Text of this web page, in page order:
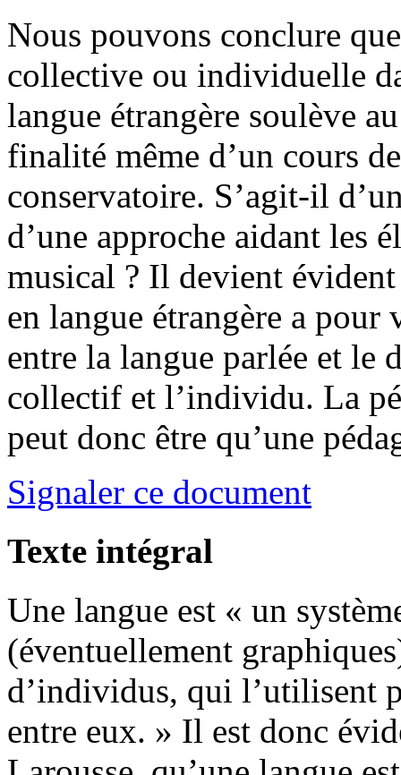
Nous pouvons conclure
collective ou individuelle
langue étrangère soulève
finalité même d’un cours
conservatoire. S’agit-il
d’une approche aidant les
musical ? Il devient
en langue étrangère a pour
entre la langue parlée et le
collectif et l’individu. La
peut donc être qu’une
Signaler ce document
Texte intégral
Une langue est « un
(éventuellement
d’individus, qui l’utilisent
entre eux. » Il est donc